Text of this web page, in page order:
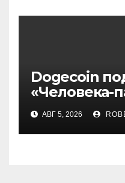
Dogecoin
«Человека-
мемкоина
АВГ 5, 2026